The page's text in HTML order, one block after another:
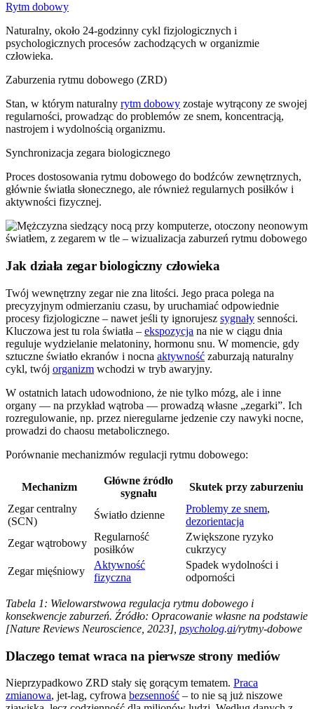
Rytm dobowy
Naturalny, około 24-godzinny cykl fizjologicznych i
psychologicznych procesów zachodzących w organizmie
człowieka.
Zaburzenia rytmu dobowego (ZRD)
Stan, w którym naturalny rytm dobowy zostaje wytrącony ze swojej
regularności, prowadząc do problemów ze snem, koncentracją,
nastrojem i wydolnością organizmu.
Synchronizacja zegara biologicznego
Proces dostosowania rytmu dobowego do bodźców zewnętrznych,
głównie światła słonecznego, ale również regularnych posiłków i
aktywności fizycznej.
Jak działa zegar biologiczny człowieka
Twój wewnętrzny zegar nie zna litości. Jego praca polega na
precyzyjnym odmierzaniu czasu, by uruchamiać odpowiednie
procesy fizjologiczne – nawet jeśli ty ignorujesz sygnały senności.
Kluczowa jest tu rola światła – ekspozycja na nie w ciągu dnia
reguluje wydzielanie melatoniny, hormonu snu. W momencie, gdy
sztuczne światło ekranów i nocna aktywność zaburzają naturalny
cykl, twój organizm wchodzi w tryb awaryjny.
W ostatnich latach udowodniono, że nie tylko mózg, ale i inne
organy — na przykład wątroba — prowadzą własne „zegarki”. Ich
rozregulowanie, np. przez nieregularne jedzenie czy nawyki nocne,
prowadzi do chaosu metabolicznego.
Porównanie mechanizmów regulacji rytmu dobowego:
Mechanizm
Główne źródło
sygnału
Skutek przy zaburzeniu
Zegar centralny
(SCN)
Światło dzienne
Problemy ze snem,
dezorientacja
Zegar wątrobowy
Regularność
posiłków
Zwiększone ryzyko
cukrzycy
Zegar mięśniowy
Aktywność
fizyczna
Spadek wydolności i
odporności
Tabela 1: Wielowarstwowa regulacja rytmu dobowego i
konsekwencje zaburzeń. Źródło: Opracowanie własne na podstawie
[Nature Reviews Neuroscience, 2023], psycholog.ai/rytmy-dobowe
Dlaczego temat wraca na pierwsze strony mediów
Nieprzypadkowo ZRD stały się gorącym tematem. Praca
zmianowa, jet-lag, cyfrowa bezsenność – to nie są już niszowe